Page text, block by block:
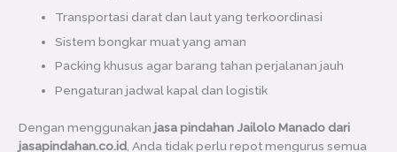
Transportasi darat dan laut yang terkoordinasi
Sistem bongkar muat yang aman
Packing khusus agar barang tahan perjalanan jauh
Pengaturan jadwal kapal dan logistik
Dengan menggunakanjasa pindahan Jailolo Manado dari
jasapindahan.co.id , Anda tidak perlu repot mengurus semua